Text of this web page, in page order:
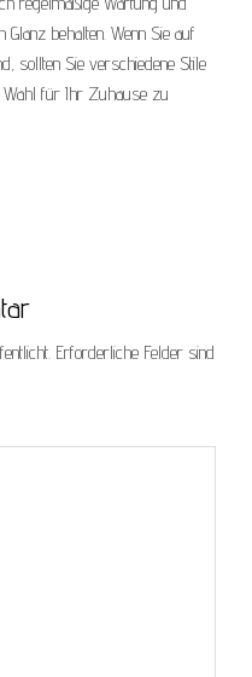
behalten. Wenn Sie auf
sollten Sie verschiedene Stile
Wahl für Ihr Zuhause zu
Erforderliche Felder sind